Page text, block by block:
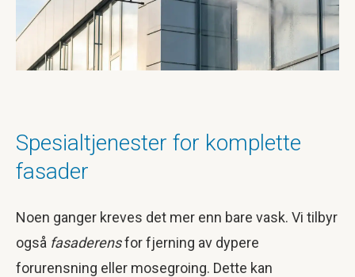
Spesialtjenester for komplette
fasader
Noen ganger kreves det mer enn bare vask. Vi tilbyr
også fasaderensfor fjerning av dypere
forurensning eller mosegroing. Dette kan